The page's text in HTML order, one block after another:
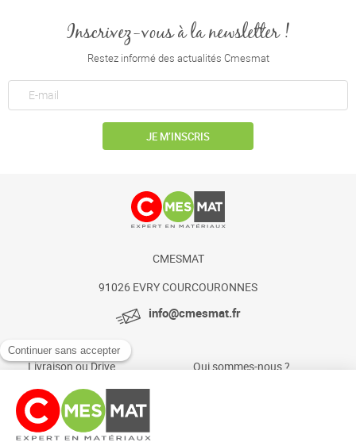
Inscrivez-vous à la newsletter !
Restez informé des actualités Cmesmat
JE M’INSCRIS
CMESMAT
91026 EVRY COURCOURONNES
info@cmesmat.fr
Livraison ou Drive
Paiement sécurisé
Foire aux questions
Qui sommes-nous ?